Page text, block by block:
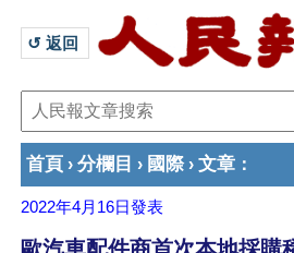
↺ 返回
首頁 › 分欄目 › 國際› 文章 ：
2022年4月16日發表